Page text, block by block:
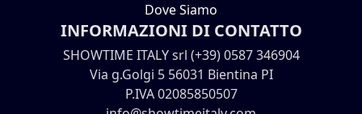
Dove Siamo
INFORMAZIONI DI CONTATTO
SHOWTIME ITALY srl (+39) 0587 346904
Via g.Golgi 5 56031 Bientina PI
P.IVA 02085850507